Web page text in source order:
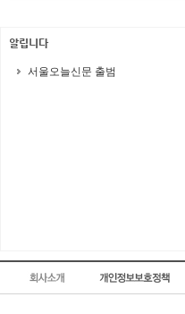
서울오늘신문 출범